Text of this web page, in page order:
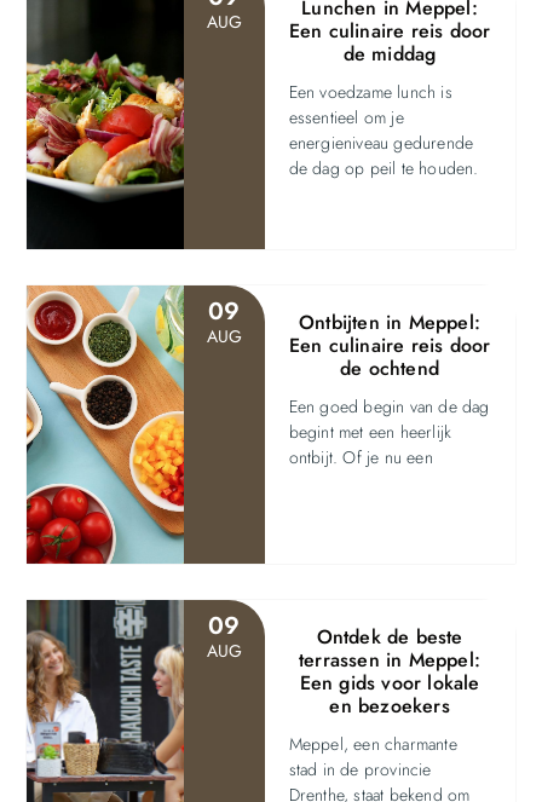
AUG
Lunchen in Meppel:
Een culinaire reis door
de middag
Een voedzame lunch is
essentieel om je
energieniveau gedurende
de dag op peil te houden.
09
AUG
Ontbijten in Meppel:
Een culinaire reis door
de ochtend
Een goed begin van de dag
begint met een heerlijk
ontbijt. Of je nu een
09
AUG
Ontdek de beste
terrassen in Meppel:
Een gids voor lokale
en bezoekers
Meppel, een charmante
stad in de provincie
Drenthe, staat bekend om